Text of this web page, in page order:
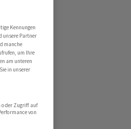
Kennungen
unsere Partner
manche
um Ihre
am unteren
in unserer
oder Zugriff auf
von